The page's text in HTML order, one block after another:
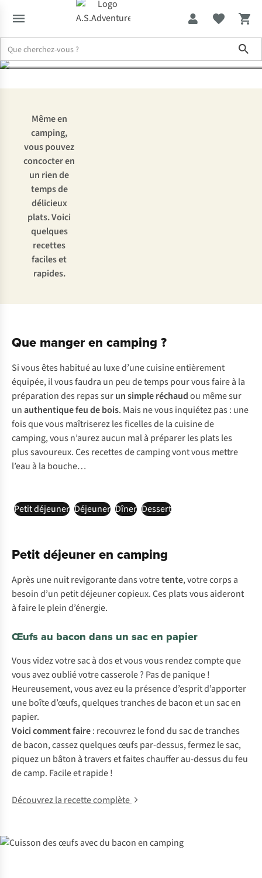
plats faciles à préparer
Même en
camping,
vous pouvez
concocter en
un rien de
temps de
délicieux
plats. Voici
quelques
recettes
faciles et
rapides.
Que manger en camping ?
Si vous êtes habitué au luxe d’une cuisine entièrement
équipée, il vous faudra un peu de temps pour vous faire à la
préparation des repas surun simple réchaudou même sur
unauthentique feu de bois. Mais ne vous inquiétez pas : une
fois que vous maîtriserez les ficelles de la cuisine de
camping, vous n’aurez aucun mal à préparer les plats les
plus savoureux. Ces recettes de camping vont vous mettre
l’eau à la bouche…
Petit déjeuner Déjeuner Dîner Dessert
Petit déjeuner en camping
Après une nuit revigorante dans votretente, votre corps a
besoin d’un petit déjeuner copieux. Ces plats vous aideront
à faire le plein d’énergie.
Œufs au bacon dans un sac en papier
Vous videz votre sac à dos et vous vous rendez compte que
vous avez oublié votre casserole ? Pas de panique !
Heureusement, vous avez eu la présence d’esprit d’apporter
une boîte d’œufs, quelques tranches de bacon et un sac en
papier.
Voici comment faire: recouvrez le fond du sac de tranches
de bacon, cassez quelques œufs par-dessus, fermez le sac,
piquez un bâton à travers et faites chauffer au-dessus du feu
de camp. Facile et rapide !
Découvrez la recette complète